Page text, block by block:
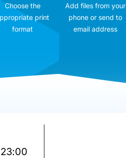
Choose the
print
format
Add files from your
phone or send to
email address